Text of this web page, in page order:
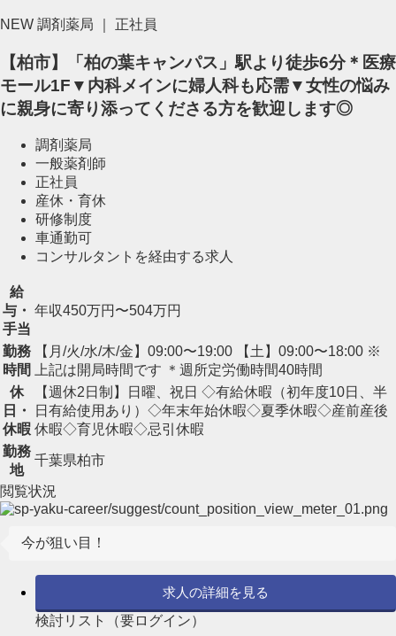
NEW 調剤薬局 ｜ 正社員
【柏市】「柏の葉キャンパス」駅より徒歩6分＊医療
モール1F▼内科メインに婦人科も応需▼女性の悩み
に親身に寄り添ってくださる方を歓迎します◎
調剤薬局
一般薬剤師
正社員
産休・育休
研修制度
車通勤可
コンサルタントを経由する求人
給
与・
手当
年収450万円〜504万円
勤務
時間
【月/火/水/木/金】09:00〜19:00 【土】09:00〜18:00 ※
上記は開局時間です ＊週所定労働時間40時間
休
日・
休暇
【週休2日制】日曜、祝日 ◇有給休暇（初年度10日、半
日有給使用あり）◇年末年始休暇◇夏季休暇◇産前産後
休暇◇育児休暇◇忌引休暇
勤務
地
千葉県柏市
閲覧状況
今が狙い目！
求人の詳細を見る
検討リスト（要ログイン）